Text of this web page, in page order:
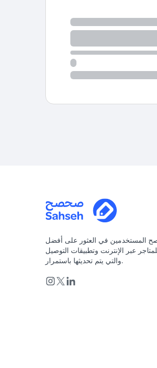
المستخدمين في العثور على أفضل
عبر الإنترنت وتطبيقات التوصيل
والتي يتم تحديثها باستمرار.